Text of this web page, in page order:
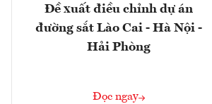
Đề xuất điều chỉnh dự án
đường sắt Lào Cai - Hà Nội -
Hải Phòng
Đọc ngay